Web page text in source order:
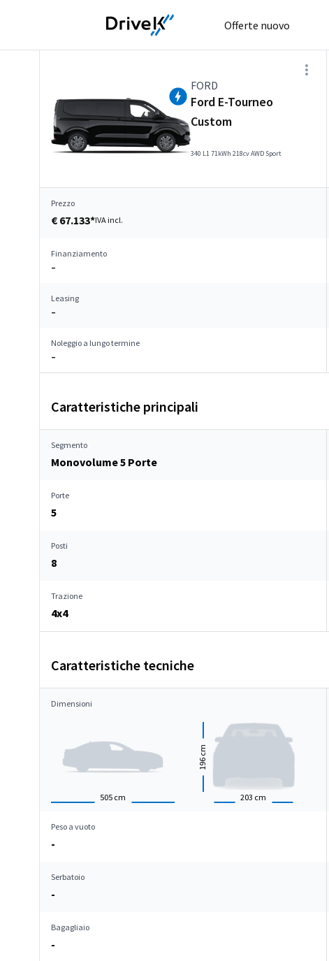
Offerte nuovo
FORD
Ford E-Tourneo
Custom
340 L1 71kWh 218cv AWD Sport
Prezzo
€ 67.133*IVA incl.
Finanziamento
–
Leasing
–
Noleggio a lungo termine
–
Caratteristiche principali
Segmento
Monovolume 5 Porte
Porte
5
Posti
8
Trazione
4x4
Caratteristiche tecniche
Dimensioni
505 cm 203 cm
196
cm
Peso a vuoto
-
Serbatoio
-
Bagagliaio
-